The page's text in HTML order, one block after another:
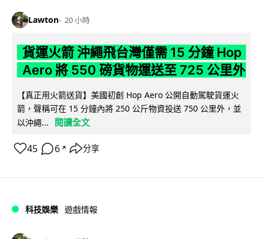
Lawton 20 小時
貨運火箭 沖繩飛台灣僅需 15 分鐘 Hop
Aero 將 550 磅貨物運送至 725 公里外
【真正用火箭送貨】美國初創 Hop Aero 公開自動駕駛貨運火
箭，聲稱可在 15 分鐘內將 250 公斤物資投送 750 公里外，並
以沖繩...
閱讀全文
45 6 ↗ 分享
科技娛樂 遊戲情報